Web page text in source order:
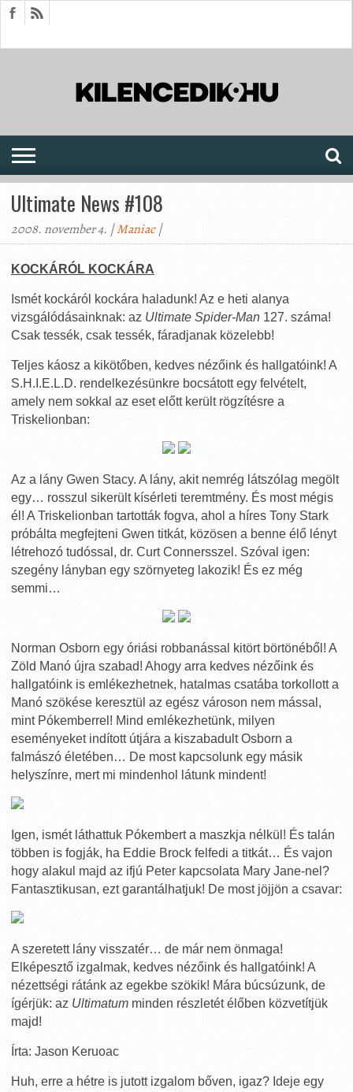
Ultimate News #108
2008. november 4. |Maniac|
KOCKÁRÓL KOCKÁRA
Ismét kockáról kockára haladunk! Az e heti alanya
vizsgálódásainknak: az Ultimate Spider-Man 127. száma!
Csak tessék, csak tessék, fáradjanak közelebb!
Teljes káosz a kikötőben, kedves nézőink és hallgatóink! A
S.H.I.E.L.D. rendelkezésünkre bocsátott egy felvételt,
amely nem sokkal az eset előtt került rögzítésre a
Triskelionban:
Az a lány Gwen Stacy. A lány, akit nemrég látszólag megölt
egy… rosszul sikerült kísérleti teremtmény. És most mégis
él! A Triskelionban tartották fogva, ahol a híres Tony Stark
próbálta megfejteni Gwen titkát, közösen a benne élő lényt
létrehozó tudóssal, dr. Curt Connersszel. Szóval igen:
szegény lányban egy szörnyeteg lakozik! És ez még
semmi…
Norman Osborn egy óriási robbanással kitört börtönéből! A
Zöld Manó újra szabad! Ahogy arra kedves nézőink és
hallgatóink is emlékezhetnek, hatalmas csatába torkollott a
Manó szökése keresztül az egész városon nem mással,
mint Pókemberrel! Mind emlékezhetünk, milyen
eseményeket indított útjára a kiszabadult Osborn a
falmászó életében… De most kapcsolunk egy másik
helyszínre, mert mi mindenhol látunk mindent!
Igen, ismét láthattuk Pókembert a maszkja nélkül! És talán
többen is fogják, ha Eddie Brock felfedi a titkát… És vajon
hogy alakul majd az ifjú Peter kapcsolata Mary Jane-nel?
Fantasztikusan, ezt garantálhatjuk! De most jöjjön a csavar:
A szeretett lány visszatér… de már nem önmaga!
Elképesztő izgalmak, kedves nézőink és hallgatóink! A
nézettségi rátánk az egekbe szökik! Mára búcsúzunk, de
ígérjük: az Ultimatum minden részletét élőben közvetítjük
majd!
Írta: Jason Keruoac
Huh, erre a hétre is jutott izgalom bőven, igaz? Ideje egy